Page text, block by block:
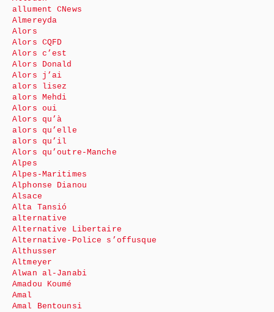
allument CNews
Almereyda
Alors
Alors CQFD
Alors c’est
Alors Donald
Alors j’ai
alors lisez
alors Mehdi
Alors oui
Alors qu’à
alors qu’elle
alors qu’il
Alors qu’outre-Manche
Alpes
Alpes-Maritimes
Alphonse Dianou
Alsace
Alta Tansió
alternative
Alternative Libertaire
Alternative-Police s’offusque
Althusser
Altmeyer
Alwan al-Janabi
Amadou Koumé
Amal
Amal Bentounsi